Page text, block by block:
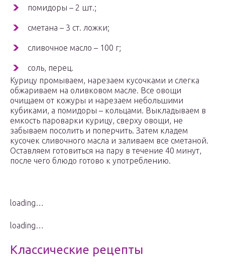
помидоры – 2 шт.;
сметана – 3 ст. ложки;
сливочное масло – 100 г;
соль, перец.
Курицу промываем, нарезаем кусочками и слегка
обжариваем на оливковом масле. Все овощи
очищаем от кожуры и нарезаем небольшими
кубиками, а помидоры – кольцами. Выкладываем в
емкость пароварки курицу, сверху овощи, не
забываем посолить и поперчить. Затем кладем
кусочек сливочного масла и заливаем все сметаной.
Оставляем готовиться на пару в течение 40 минут,
после чего блюдо готово к употреблению.
loading…
loading…
Классические рецепты